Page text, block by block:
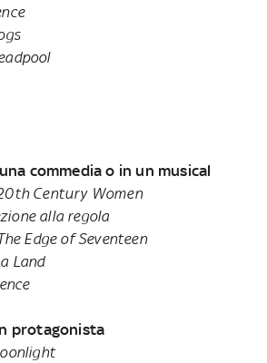
commedia o in un musical
Century Women
alla regola
Edge of Seventeen
Land
protagonista